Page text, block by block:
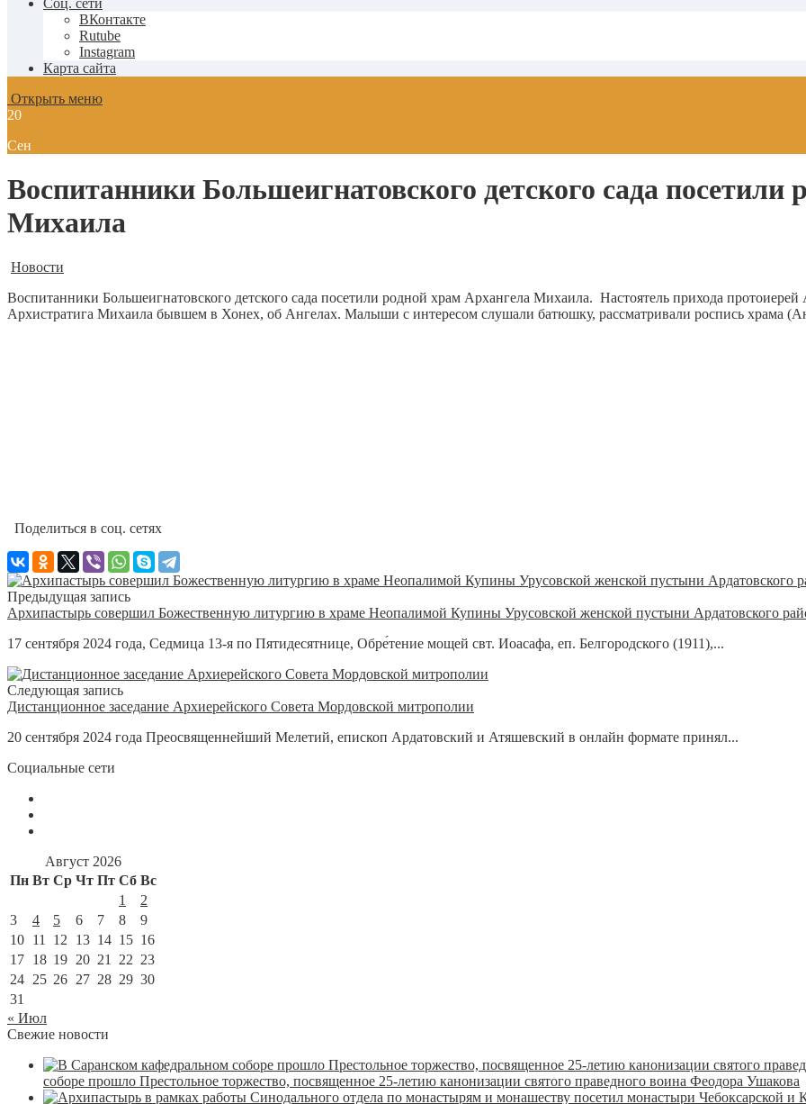
Соц. сети
ВКонтакте
Rutube
Instagram
Карта сайта
Открыть меню
20
Сен
Воспитанники Большеигнатовского детского сада посетили
Михаила
Новости
Воспитанники Большеигнатовского детского сада посетили родной храм Архангела Михаила. Настоятель прихода протоиерей
Архистратига Михаила бывшем в Хонех, об Ангелах. Малыши с интересом слушали батюшку, рассматривали роспись храма
Поделиться в соц. сетях
Предыдущая запись
Архипастырь совершил Божественную литургию в храме Неопалимой Купины Урусовской женской пустыни Ардатовского
17 сентября 2024 года, Седмица 13-я по Пятидесятнице, Обре́тение мощей свт. Иоасафа, еп. Белгородского (1911),...
Следующая запись
Дистанционное заседание Архиерейского Совета Мордовской митрополии
20 сентября 2024 года Преосвященнейший Мелетий, епископ Ардатовский и Атяшевский в онлайн формате принял...
Социальные сети
Август 2026
Пн Вт Ср Чт Пт Сб Вс
1
2
3
4 5 6 7 8
9
10 11 12 13 14 15 16
17 18 19 20 21 22 23
24 25 26 27 28 29 30
31
« Июл
Свежие новости
соборе прошло Престольное торжество, посвященное 25-летию канонизации святого праведного воина Феодора Ушакова